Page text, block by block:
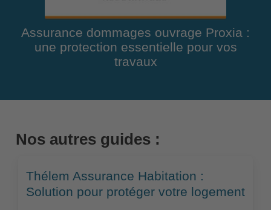
Assurance dommages ouvrage Proxia :
une protection essentielle pour vos
travaux
Nos autres guides :
Thélem Assurance Habitation :
Solution pour protéger votre logement